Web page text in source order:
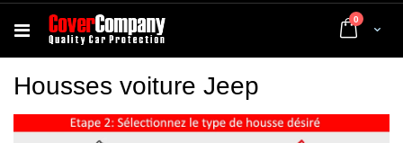
Cart
0 articles
Housses voiture Jeep